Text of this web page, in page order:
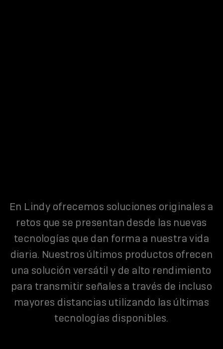
En Lindy ofrecemos soluciones originales a
retos que se presentan desde las nuevas
tecnologías que dan forma a nuestra vida
diaria. Nuestros últimos productos ofrecen
una solución versátil y de alto rendimiento
para transmitir señales a través de incluso
mayores distancias utilizando las últimas
tecnologías disponibles.